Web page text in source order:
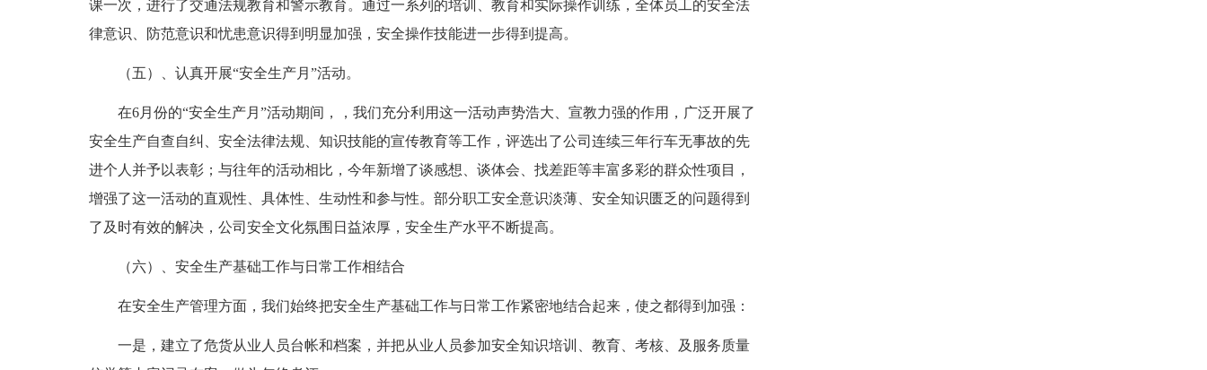
课一次，进行了交通法规教育和警示教育。通过一系列的培训、教育和实际操作训练，全体员工的安全法
律意识、防范意识和忧患意识得到明显加强，安全操作技能进一步得到提高。
（五）、认真开展“安全生产月”活动。
在6月份的“安全生产月”活动期间，，我们充分利用这一活动声势浩大、宣教力强的作用，广泛开展了
安全生产自查自纠、安全法律法规、知识技能的宣传教育等工作，评选出了公司连续三年行车无事故的先
进个人并予以表彰；与往年的活动相比，今年新增了谈感想、谈体会、找差距等丰富多彩的群众性项目，
增强了这一活动的直观性、具体性、生动性和参与性。部分职工安全意识淡薄、安全知识匮乏的问题得到
了及时有效的解决，公司安全文化氛围日益浓厚，安全生产水平不断提高。
（六）、安全生产基础工作与日常工作相结合
在安全生产管理方面，我们始终把安全生产基础工作与日常工作紧密地结合起来，使之都得到加强：
一是，建立了危货从业人员台帐和档案，并把从业人员参加安全知识培训、教育、考核、及服务质量